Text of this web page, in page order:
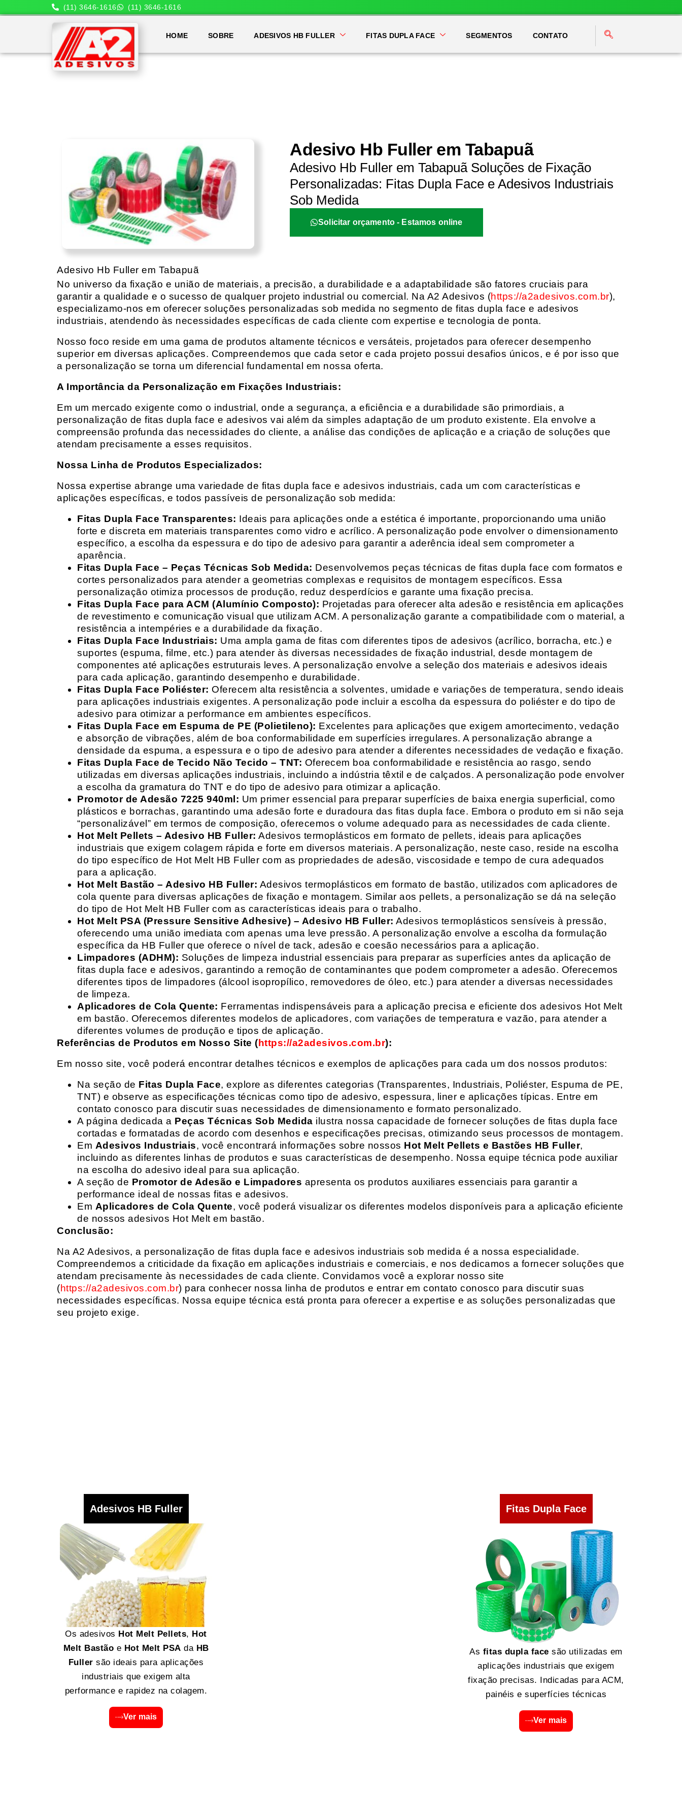
(11) 3646-1616 (11) 3646-1616
HOME SOBRE ADESIVOS HB FULLER FITAS DUPLA FACE SEGMENTOS CONTATO
Adesivo Hb Fuller em Tabapuã
Adesivo Hb Fuller em Tabapuã Soluções de Fixação
Personalizadas: Fitas Dupla Face e Adesivos Industriais
Sob Medida
Solicitar orçamento - Estamos online
Adesivo Hb Fuller em Tabapuã
No universo da fixação e união de materiais, a precisão, a durabilidade e a adaptabilidade são fatores cruciais para
garantir a qualidade e o sucesso de qualquer projeto industrial ou comercial. Na A2 Adesivos (https://a2adesivos.com.br),
especializamo-nos em oferecer soluções personalizadas sob medida no segmento de fitas dupla face e adesivos
industriais, atendendo às necessidades específicas de cada cliente com expertise e tecnologia de ponta.
Nosso foco reside em uma gama de produtos altamente técnicos e versáteis, projetados para oferecer desempenho
superior em diversas aplicações. Compreendemos que cada setor e cada projeto possui desafios únicos, e é por isso que
a personalização se torna um diferencial fundamental em nossa oferta.
A Importância da Personalização em Fixações Industriais:
Em um mercado exigente como o industrial, onde a segurança, a eficiência e a durabilidade são primordiais, a
personalização de fitas dupla face e adesivos vai além da simples adaptação de um produto existente. Ela envolve a
compreensão profunda das necessidades do cliente, a análise das condições de aplicação e a criação de soluções que
atendam precisamente a esses requisitos.
Nossa Linha de Produtos Especializados:
Nossa expertise abrange uma variedade de fitas dupla face e adesivos industriais, cada um com características e
aplicações específicas, e todos passíveis de personalização sob medida:
Fitas Dupla Face Transparentes: Ideais para aplicações onde a estética é importante, proporcionando uma união
forte e discreta em materiais transparentes como vidro e acrílico. A personalização pode envolver o dimensionamento
específico, a escolha da espessura e do tipo de adesivo para garantir a aderência ideal sem comprometer a
aparência.
Fitas Dupla Face – Peças Técnicas Sob Medida: Desenvolvemos peças técnicas de fitas dupla face com formatos e
cortes personalizados para atender a geometrias complexas e requisitos de montagem específicos. Essa
personalização otimiza processos de produção, reduz desperdícios e garante uma fixação precisa.
Fitas Dupla Face para ACM (Alumínio Composto): Projetadas para oferecer alta adesão e resistência em aplicações
de revestimento e comunicação visual que utilizam ACM. A personalização garante a compatibilidade com o material, a
resistência a intempéries e a durabilidade da fixação.
Fitas Dupla Face Industriais: Uma ampla gama de fitas com diferentes tipos de adesivos (acrílico, borracha, etc.) e
suportes (espuma, filme, etc.) para atender às diversas necessidades de fixação industrial, desde montagem de
componentes até aplicações estruturais leves. A personalização envolve a seleção dos materiais e adesivos ideais
para cada aplicação, garantindo desempenho e durabilidade.
Fitas Dupla Face Poliéster: Oferecem alta resistência a solventes, umidade e variações de temperatura, sendo ideais
para aplicações industriais exigentes. A personalização pode incluir a escolha da espessura do poliéster e do tipo de
adesivo para otimizar a performance em ambientes específicos.
Fitas Dupla Face em Espuma de PE (Polietileno): Excelentes para aplicações que exigem amortecimento, vedação
e absorção de vibrações, além de boa conformabilidade em superfícies irregulares. A personalização abrange a
densidade da espuma, a espessura e o tipo de adesivo para atender a diferentes necessidades de vedação e fixação.
Fitas Dupla Face de Tecido Não Tecido – TNT: Oferecem boa conformabilidade e resistência ao rasgo, sendo
utilizadas em diversas aplicações industriais, incluindo a indústria têxtil e de calçados. A personalização pode envolver
a escolha da gramatura do TNT e do tipo de adesivo para otimizar a aplicação.
Promotor de Adesão 7225 940ml: Um primer essencial para preparar superfícies de baixa energia superficial, como
plásticos e borrachas, garantindo uma adesão forte e duradoura das fitas dupla face. Embora o produto em si não seja
“personalizável” em termos de composição, oferecemos o volume adequado para as necessidades de cada cliente.
Hot Melt Pellets – Adesivo HB Fuller: Adesivos termoplásticos em formato de pellets, ideais para aplicações
industriais que exigem colagem rápida e forte em diversos materiais. A personalização, neste caso, reside na escolha
do tipo específico de Hot Melt HB Fuller com as propriedades de adesão, viscosidade e tempo de cura adequados
para a aplicação.
Hot Melt Bastão – Adesivo HB Fuller: Adesivos termoplásticos em formato de bastão, utilizados com aplicadores de
cola quente para diversas aplicações de fixação e montagem. Similar aos pellets, a personalização se dá na seleção
do tipo de Hot Melt HB Fuller com as características ideais para o trabalho.
Hot Melt PSA (Pressure Sensitive Adhesive) – Adesivo HB Fuller: Adesivos termoplásticos sensíveis à pressão,
oferecendo uma união imediata com apenas uma leve pressão. A personalização envolve a escolha da formulação
específica da HB Fuller que oferece o nível de tack, adesão e coesão necessários para a aplicação.
Limpadores (ADHM): Soluções de limpeza industrial essenciais para preparar as superfícies antes da aplicação de
fitas dupla face e adesivos, garantindo a remoção de contaminantes que podem comprometer a adesão. Oferecemos
diferentes tipos de limpadores (álcool isopropílico, removedores de óleo, etc.) para atender a diversas necessidades
de limpeza.
Aplicadores de Cola Quente: Ferramentas indispensáveis para a aplicação precisa e eficiente dos adesivos Hot Melt
em bastão. Oferecemos diferentes modelos de aplicadores, com variações de temperatura e vazão, para atender a
diferentes volumes de produção e tipos de aplicação.
Referências de Produtos em Nosso Site (https://a2adesivos.com.br):
Em nosso site, você poderá encontrar detalhes técnicos e exemplos de aplicações para cada um dos nossos produtos:
Na seção de Fitas Dupla Face, explore as diferentes categorias (Transparentes, Industriais, Poliéster, Espuma de PE,
TNT) e observe as especificações técnicas como tipo de adesivo, espessura, liner e aplicações típicas. Entre em
contato conosco para discutir suas necessidades de dimensionamento e formato personalizado.
A página dedicada a Peças Técnicas Sob Medida ilustra nossa capacidade de fornecer soluções de fitas dupla face
cortadas e formatadas de acordo com desenhos e especificações precisas, otimizando seus processos de montagem.
Em Adesivos Industriais, você encontrará informações sobre nossos Hot Melt Pellets e Bastões HB Fuller,
incluindo as diferentes linhas de produtos e suas características de desempenho. Nossa equipe técnica pode auxiliar
na escolha do adesivo ideal para sua aplicação.
A seção de Promotor de Adesão e Limpadores apresenta os produtos auxiliares essenciais para garantir a
performance ideal de nossas fitas e adesivos.
Em Aplicadores de Cola Quente, você poderá visualizar os diferentes modelos disponíveis para a aplicação eficiente
de nossos adesivos Hot Melt em bastão.
Conclusão:
Na A2 Adesivos, a personalização de fitas dupla face e adesivos industriais sob medida é a nossa especialidade.
Compreendemos a criticidade da fixação em aplicações industriais e comerciais, e nos dedicamos a fornecer soluções que
atendam precisamente às necessidades de cada cliente. Convidamos você a explorar nosso site
(https://a2adesivos.com.br) para conhecer nossa linha de produtos e entrar em contato conosco para discutir suas
necessidades específicas. Nossa equipe técnica está pronta para oferecer a expertise e as soluções personalizadas que
seu projeto exige.
Adesivos HB Fuller
Os adesivos Hot Melt Pellets, Hot
Melt Bastão e Hot Melt PSA da HB
Fuller são ideais para aplicações
industriais que exigem alta
performance e rapidez na colagem.
Ver mais
Fitas Dupla Face
As fitas dupla face são utilizadas em
aplicações industriais que exigem
fixação precisas. Indicadas para ACM,
painéis e superfícies técnicas
Ver mais